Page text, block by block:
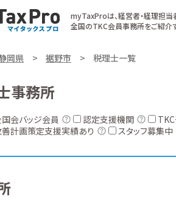
myTaxProは、経営者・経理担
全国のTKC会員事務所をご紹介す
岡県 裾野市 税理士一覧
事務所
会バッジ会員 認定支援機関
計画策定支援実績あり
スタッフ募集中